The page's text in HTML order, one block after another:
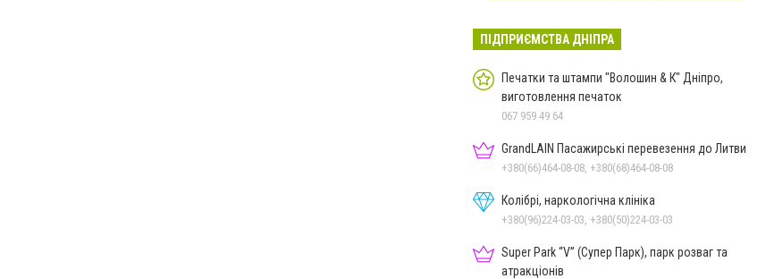
ПІДПРИЄМСТВА ДНІПРА
Печатки та штампи "Волошин & К" Дніпро,
виготовлення печаток
067 959 49 64
GrandLAIN Пасажирські перевезення до Литви
+380(66)464-08-08, +380(68)464-08-08
Колібрі, наркологічна клініка
+380(96)224-03-03, +380(50)224-03-03
Super Park “V” (Супер Парк), парк розваг та
атракціонів